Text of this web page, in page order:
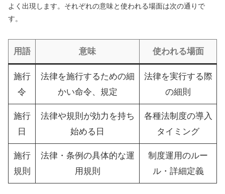
よく出現します。それぞれの意味と使われる場面は次の通りで
す。
用語 意味 使われる場面
施行
令
法律を施行するための細
かい命令、規定
法律を実行する際
の細則
施行
日
法律や規則が効力を持ち
始める日
各種法制度の導入
タイミング
施行
規則
法律・条例の具体的な運
用規則
制度運用のルー
ル・詳細定義